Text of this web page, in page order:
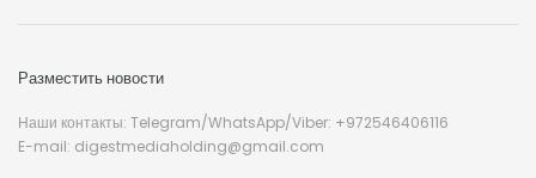
Разместить новости
Наши контакты: Telegram/WhatsApp/Viber: +972546406116
E-mail: digestmediaholding@gmail.com